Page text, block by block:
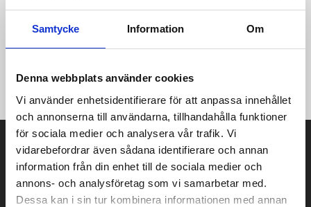
Samtycke Information Om
Denna webbplats använder cookies
Vi använder enhetsidentifierare för att anpassa innehållet
och annonserna till användarna, tillhandahålla funktioner
för sociala medier och analysera vår trafik. Vi
vidarebefordrar även sådana identifierare och annan
information från din enhet till de sociala medier och
annons- och analysföretag som vi samarbetar med.
Dessa kan i sin tur kombinera informationen med annan
·100% Polyester (600D recycled, 210D) ·Boho sack laptop
backpack with carrying handle ·Adjustable padded shoulder
·Capacity: 16 Litres ·Dimensions: 40 x 28 x 16 cm
Prisuppgift på mailen?
Kontakta oss här för att få förslag på produkt och pris över
mailen.
Det går också utmärkt att bara ställa frågor!